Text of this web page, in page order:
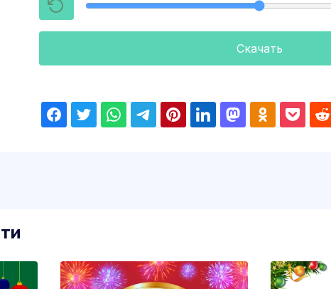
Скачать